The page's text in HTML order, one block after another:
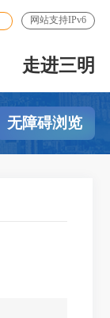
网站支持IPv6
走进三明
无障碍浏览